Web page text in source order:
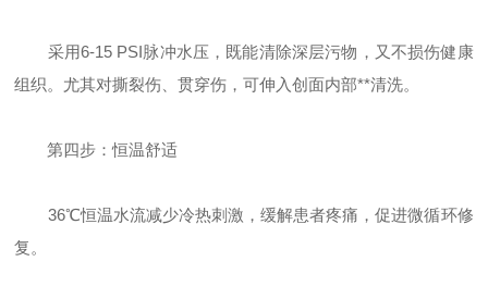
采用6-15 PSI脉冲水压，既能清除深层污物，又不损伤健康
组织。尤其对撕裂伤、贯穿伤，可伸入创面内部**清洗。
第四步：恒温舒适
36℃恒温水流减少冷热刺激，缓解患者疼痛，促进微循环修
复。